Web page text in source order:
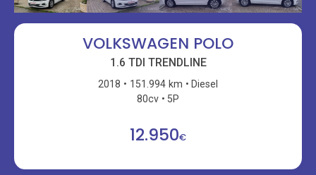
VOLKSWAGEN POLO
1.6 TDI TRENDLINE
2018 151.994 km
Diesel
80cv
5P
12.950€